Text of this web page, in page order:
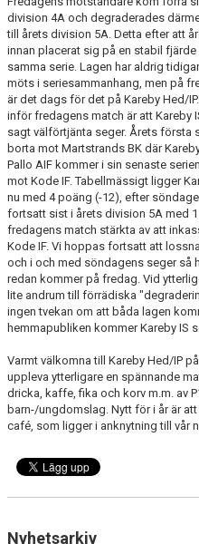
division 4A och degraderades
till årets division 5A. Detta efter att
innan placerat sig på en stabil
samma serie. Lagen har aldrig
möts i seriesammanhang, men på
är det dags för det på Kareby Hed/
inför fredagens match är att Kareby
sagt välförtjänta seger. Årets första
borta mot Martstrands BK där
Pallo AIF kommer i sin senaste
mot Kode IF. Tabellmässigt ligger
nu med 4 poäng (-12), efter
fortsatt sist i årets division 5A med
fredagens match stärkta av att
Kode IF. Vi hoppas fortsatt att
och i och med söndagens seger så
redan kommer på fredag. Vid
lite andrum till förrädiska
ingen tvekan om att båda lagen
hemmapubliken kommer Kareby IS
Varmt välkomna till Kareby Hed/IP
uppleva ytterligare en spännande
dricka, kaffe, fika och korv m.m. av
barn-/ungdomslag. Nytt för i år är
café, som ligger i anknytning till vår
Nyhetsarkiv